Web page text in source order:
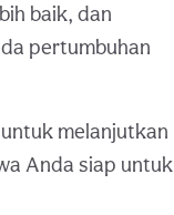
baik, dan
pertumbuhan
melanjutkan
Anda siap untuk